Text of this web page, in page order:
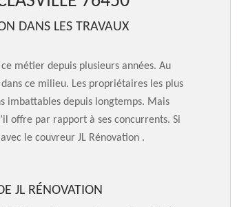
DANS LES TRAVAUX
métier depuis plusieurs années. Au
ce milieu. Les propriétaires les plus
imbattables depuis longtemps. Mais
offre par rapport à ses concurrents. Si
le couvreur JL Rénovation .
JL RÉNOVATION